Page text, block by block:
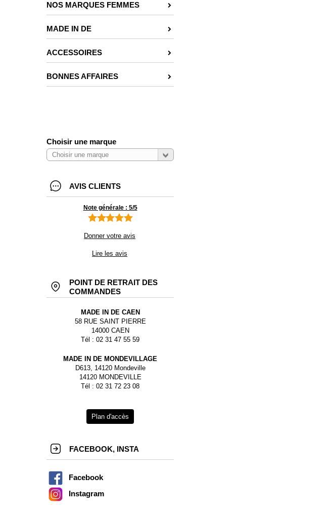
NOS MARQUES FEMMES
MADE IN DE
ACCESSOIRES
BONNES AFFAIRES
Choisir une marque
AVIS CLIENTS
Note générale : 5/5
Donner votre avis
Lire les avis
POINT DE RETRAIT DES
COMMANDES
MADE IN DE CAEN
58 RUE SAINT PIERRE
14000 CAEN
Tél : 02 31 47 55 59
MADE IN DE MONDEVILLAGE
D613, 14120 Mondeville
14120 MONDEVILLE
Tél : 02 31 72 23 08
Plan d'accès
FACEBOOK, INSTA
Facebook
Instagram